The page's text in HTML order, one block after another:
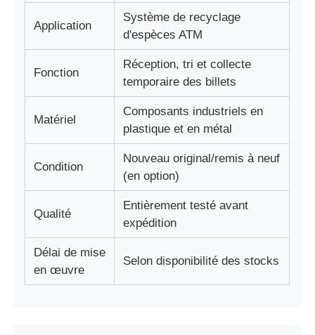
Pièces d'atmosphère de Wincor
Pièces de distributeurs Hyosung
Pièces de distributeurs automatiques Fujitsu
Pièces de distributeurs automatiques Hitachi
Pièces d'atmosphère de GRG
Application
Système de recyclage
d'espèces ATM
Fonction
Réception, tri et collecte
temporaire des billets
Matériel
Composants industriels en
plastique et en métal
Condition
Nouveau original/remis à neuf
(en option)
Qualité
Entièrement testé avant
expédition
Délai de mise
en œuvre
Selon disponibilité des stocks